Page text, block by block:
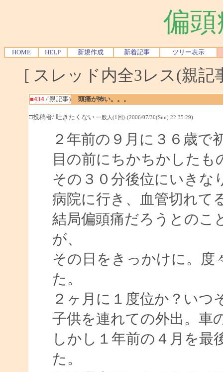
偏
HOME HELP 新規作成 新着記事 ツリー表示
[ スレッド内全3レス(親
■434/ 親記事) 頭痛が怖い。。。
□投稿者/ 吐きたくない 一般人(1回)-(2006/07/30(Sun) 22:35:29)
２年前の９月に３６歳で
目の前にちかちかした
その３０分後位にいきな
病院に行き、血管切れて
結局偏頭痛だろうとのこ
が、
その日をきっかけに。度
た。
２ヶ月に１度位か？い
子供を連れての外出。車
しかし１年前の４月を最
た。